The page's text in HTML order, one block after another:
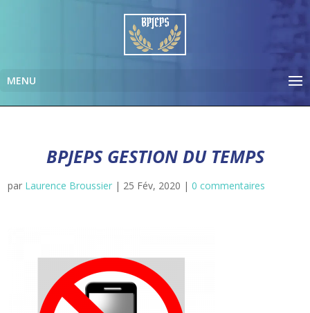
BPJEPS GESTION DU TEMPS
par Laurence Broussier | 25 Fév, 2020 |0 commentaires